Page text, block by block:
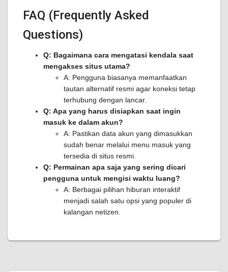
FAQ (Frequently Asked
Questions)
Q: Bagaimana cara mengatasi kendala saat
mengakses situs utama?
A: Pengguna biasanya memanfaatkan
tautan alternatif resmi agar koneksi tetap
terhubung dengan lancar.
Q: Apa yang harus disiapkan saat ingin
masuk ke dalam akun?
A: Pastikan data akun yang dimasukkan
sudah benar melalui menu masuk yang
tersedia di situs resmi.
Q: Permainan apa saja yang sering dicari
pengguna untuk mengisi waktu luang?
A: Berbagai pilihan hiburan interaktif
menjadi salah satu opsi yang populer di
kalangan netizen.